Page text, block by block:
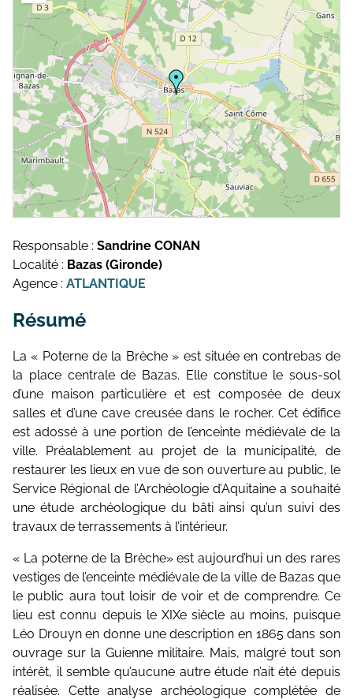
Topographie et Photogrammétrie
Drones
Inventaires du patrimoine
Systèmes d’information géographique
HArpage
La formation QGIS
Études du mobilier
Études archéozoologiques
Communication et Valorisation
Publications de l’équipe
Responsable : Sandrine CONAN
Localité : Bazas (Gironde)
Agence : ATLANTIQUE
Résumé
La « Poterne de la Brèche » est située en contrebas de
la place centrale de Bazas. Elle constitue le sous-sol
d’une maison particulière et est composée de deux
salles et d’une cave creusée dans le rocher. Cet édifice
est adossé à une portion de l’enceinte médiévale de la
ville. Préalablement au projet de la municipalité, de
restaurer les lieux en vue de son ouverture au public, le
Service Régional de l’Archéologie d’Aquitaine a souhaité
une étude archéologique du bâti ainsi qu’un suivi des
travaux de terrassements à l’intérieur.
« La poterne de la Brèche» est aujourd’hui un des rares
vestiges de l’enceinte médiévale de la ville de Bazas que
le public aura tout loisir de voir et de comprendre. Ce
lieu est connu depuis le XIXe siècle au moins, puisque
Léo Drouyn en donne une description en 1865 dans son
ouvrage sur la Guienne militaire. Mais, malgré tout son
intérêt, il semble qu’aucune autre étude n’ait été depuis
réalisée. Cette analyse archéologique complétée de